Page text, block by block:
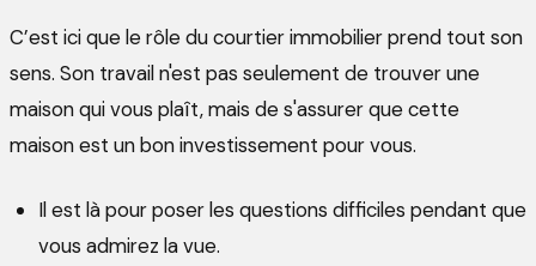
C’est ici que le rôle du courtier immobilier prend tout son
sens. Son travail n'est pas seulement de trouver une
maison qui vous plaît, mais de s'assurer que cette
maison est un bon investissement pour vous.
Il est là pour poser les questions difficiles pendant que
vous admirez la vue.